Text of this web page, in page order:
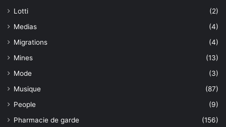
Lotti
(2)
Medias
(4)
Migrations
(4)
Mines
(13)
Mode
(3)
Musique
(87)
People
(9)
Pharmacie de garde
(156)